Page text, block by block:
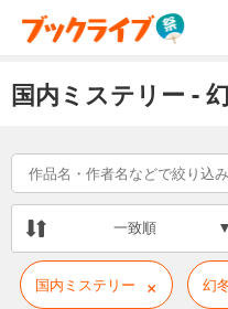
国内ミステリー -
一致順
国内ミステリー × 幻